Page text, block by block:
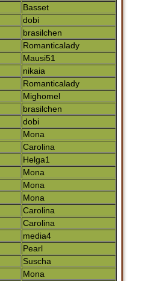
Basset
dobi
brasilchen
Romanticalady
Mausi51
nikaia
Romanticalady
Mighomel
brasilchen
dobi
Mona
Carolina
Helga1
Mona
Mona
Mona
Carolina
Carolina
media4
Pearl
Suscha
Mona